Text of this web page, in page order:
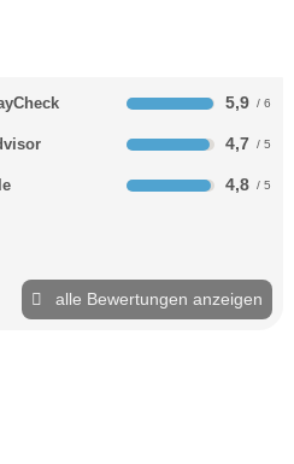
5,9
4,7
4,8
alle Bewertungen anzeigen